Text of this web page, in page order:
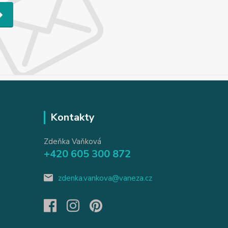
Kontakty
Zdeňka Vaňková
+420 605 300 872
zdenka.vankova@vaneza.cz